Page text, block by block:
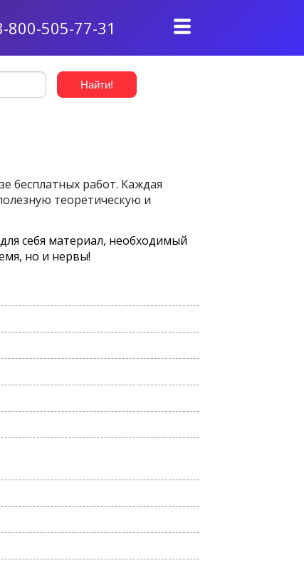
800-505-77-31
бесплатных работ. Каждая
теоретическую и
себя материал, необходимый
но и нервы!